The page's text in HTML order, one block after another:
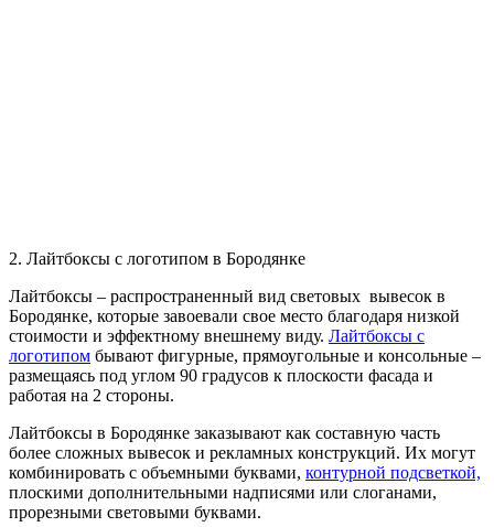
2. Лайтбоксы с логотипом в Бородянке
Лайтбоксы – распространенный вид световых вывесок в
Бородянке, которые завоевали свое место благодаря низкой
стоимости и эффектному внешнему виду. Лайтбоксы с
логотипом бывают фигурные, прямоугольные и консольные –
размещаясь под углом 90 градусов к плоскости фасада и
работая на 2 стороны.
Лайтбоксы в Бородянке заказывают как составную часть
более сложных вывесок и рекламных конструкций. Их могут
комбинировать с объемными буквами, контурной подсветкой,
плоскими дополнительными надписями или слоганами,
прорезными световыми буквами.